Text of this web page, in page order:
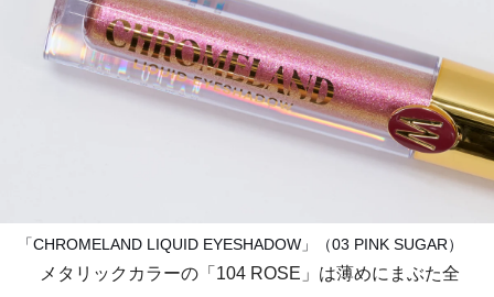
「CHROMELAND LIQUID EYESHADOW」（03 PINK SUGAR）
メタリックカラーの「104 ROSE」は薄めにまぶた全